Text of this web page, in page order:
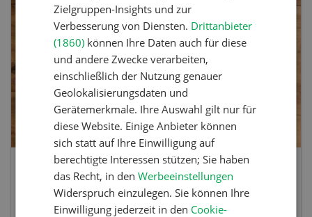
Poulet mit Spinat-Dörrtomaten-
Rahmsauce
Zielgruppen-Insights und zur
Verbesserung von Diensten. Drittanbieter
(1860) können Ihre Daten auch für diese
und andere Zwecke verarbeiten,
einschließlich der Nutzung genauer
Geolokalisierungsdaten und
Gerätemerkmale. Ihre Auswahl gilt nur für
diese Website. Einige Anbieter können
sich statt auf Ihre Einwilligung auf
berechtigte Interessen stützen; Sie haben
das Recht, in denWerbeeinstellungen
Widerspruch einzulegen. Sie können Ihre
Einwilligung jederzeit in den Cookie-